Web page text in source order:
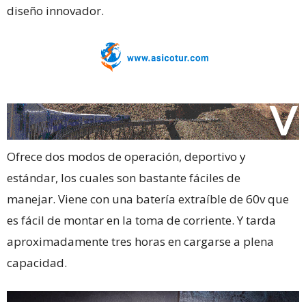
diseño innovador.
Ofrece dos modos de operación, deportivo y
estándar, los cuales son bastante fáciles de
manejar. Viene con una batería extraíble de 60v que
es fácil de montar en la toma de corriente. Y tarda
aproximadamente tres horas en cargarse a plena
capacidad.